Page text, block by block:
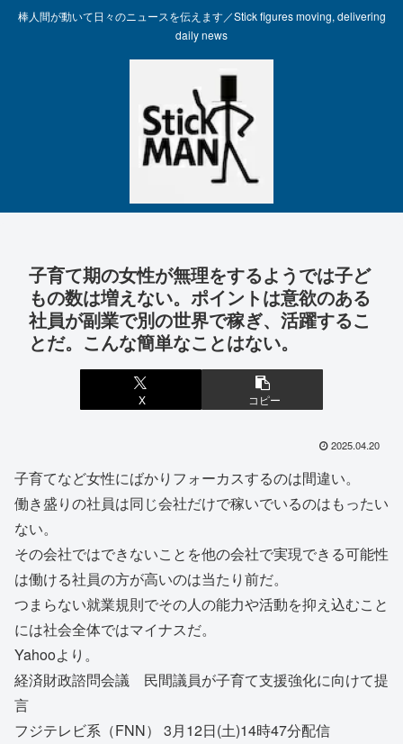
棒人間が動いて日々のニュースを伝えます／Stick figures moving, delivering
daily news
子育て期の女性が無理をするようでは子ど
もの数は増えない。ポイントは意欲のある
社員が副業で別の世界で稼ぎ、活躍するこ
とだ。こんな簡単なことはない。
X コピー
2025.04.20
子育てなど女性にばかりフォーカスするのは間違い。
働き盛りの社員は同じ会社だけで稼いでいるのはもったい
ない。
その会社ではできないことを他の会社で実現できる可能性
は働ける社員の方が高いのは当たり前だ。
つまらない就業規則でその人の能力や活動を抑え込むこと
には社会全体ではマイナスだ。
Yahooより。
経済財政諮問会議 民間議員が子育て支援強化に向けて提
言
フジテレビ系（FNN） 3月12日(土)14時47分配信